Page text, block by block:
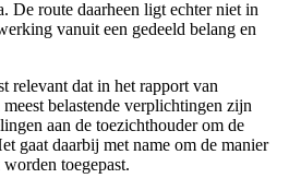
De route daarheen ligt echter niet in
vanuit een gedeeld belang en
relevant dat in het rapport van
belastende verplichtingen zijn
aan de toezichthouder om de
gaat daarbij met name om de manier
toegepast.